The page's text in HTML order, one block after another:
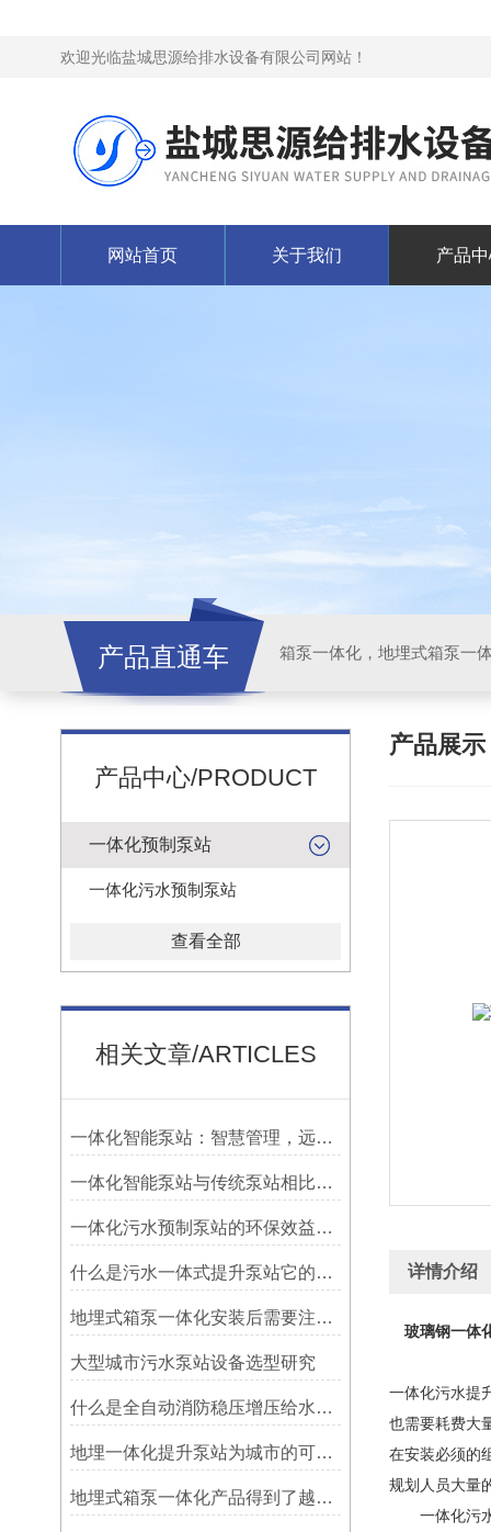
欢迎光临盐城思源给排水设备有限公司网站！
网站首页 关于我们 产品
产品直通车
产品中心/PRODUCT
一体化预制泵站
一体化污水预制泵站
查看全部
相关文章/ARTICLES
一体化智能泵站：智慧管理，远程可控
一体化智能泵站与传统泵站相比具有诸多优势
一体化污水预制泵站的环保效益解析
什么是污水一体式提升泵站它的作用是什么
地埋式箱泵一体化安装后需要注意的许多问题
大型城市污水泵站设备选型研究
什么是全自动消防稳压增压给水设备
地埋一体化提升泵站为城市的可持续发展作出贡献
地埋式箱泵一体化产品得到了越来越广泛的应用
产品展示
详情介绍
玻璃钢一体
一体化污水提
也需要耗费大
在安装必须的
规划人员大量
一体化污水